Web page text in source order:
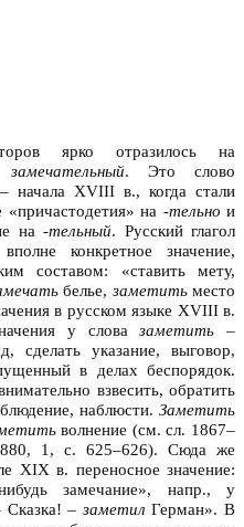
ярко отразилось на
замечательный. Это слово
начала XVIII в., когда стали
на -тельно и
на-тельный. Русский глагол
конкретное значение,
составом: «ставить мету,
белье, заметитьместо
в русском языке XVIII в.
у словазаметить –
сделать указание, выговор,
в делах беспорядок.
взвесить, обратить
наблюсти. Заметить
волнение (см. сл. 1867–
1, с. 625–626). Сюда же
XIX в. переносное значение:
замечание», напр., у
– заметил Герман». В